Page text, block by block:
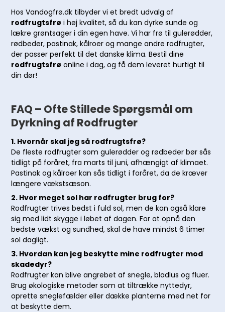
Hos Vandogfrø.dk tilbyder vi et bredt udvalg af
rodfrugtsfrø i høj kvalitet, så du kan dyrke sunde og
lækre grøntsager i din egen have. Vi har frø til gulerødder,
rødbeder, pastinak, kålroer og mange andre rodfrugter,
der passer perfekt til det danske klima. Bestil dine
rodfrugtsfrø online i dag, og få dem leveret hurtigt til
din dør!
FAQ – Ofte Stillede Spørgsmål om
Dyrkning af Rodfrugter
1. Hvornår skal jeg så rodfrugtsfrø?
De fleste rodfrugter som gulerødder og rødbeder bør sås
tidligt på foråret, fra marts til juni, afhængigt af klimaet.
Pastinak og kålroer kan sås tidligt i foråret, da de kræver
længere vækstsæson.
2. Hvor meget sol har rodfrugter brug for?
Rodfrugter trives bedst i fuld sol, men de kan også klare
sig med lidt skygge i løbet af dagen. For at opnå den
bedste vækst og sundhed, skal de have mindst 6 timer
sol dagligt.
3. Hvordan kan jeg beskytte mine rodfrugter mod
skadedyr?
Rodfrugter kan blive angrebet af snegle, bladlus og fluer.
Brug økologiske metoder som at tiltrække nyttedyr,
oprette sneglefælder eller dække planterne med net for
at beskytte dem.